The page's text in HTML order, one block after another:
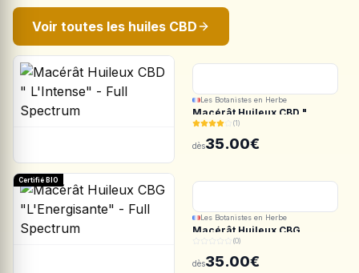
Les Botanistes en Herbe
Macérât Huileux CBD "
L'Intense" - Full Spectrum
(1)
dès35.00€
Certifié BIO
Les Botanistes en Herbe
Macérât Huileux CBG
"L'Energisante" - Full
Spectrum
(0)
dès35.00€
Voir toutes les huiles CBD